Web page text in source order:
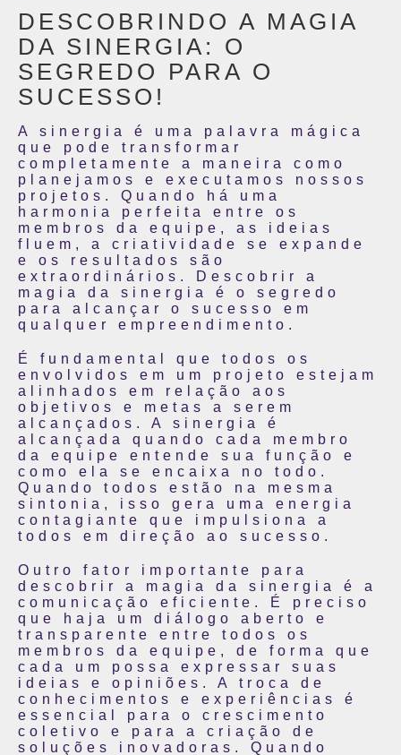
DESCOBRINDO A MAGIA
DA SINERGIA: O
SEGREDO PARA O
SUCESSO!
A sinergia é uma palavra mágica
que pode transformar
completamente a maneira como
planejamos e executamos nossos
projetos. Quando há uma
harmonia perfeita entre os
membros da equipe, as ideias
fluem, a criatividade se expande
e os resultados são
extraordinários. Descobrir a
magia da sinergia é o segredo
para alcançar o sucesso em
qualquer empreendimento.
É fundamental que todos os
envolvidos em um projeto estejam
alinhados em relação aos
objetivos e metas a serem
alcançados. A sinergia é
alcançada quando cada membro
da equipe entende sua função e
como ela se encaixa no todo.
Quando todos estão na mesma
sintonia, isso gera uma energia
contagiante que impulsiona a
todos em direção ao sucesso.
Outro fator importante para
descobrir a magia da sinergia é a
comunicação eficiente. É preciso
que haja um diálogo aberto e
transparente entre todos os
membros da equipe, de forma que
cada um possa expressar suas
ideias e opiniões. A troca de
conhecimentos e experiências é
essencial para o crescimento
coletivo e para a criação de
soluções inovadoras. Quando